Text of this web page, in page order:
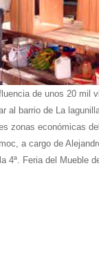
de unos 20 mil
al barrio de La
zonas económicas
a cargo de
4ª. Feria del Mueble